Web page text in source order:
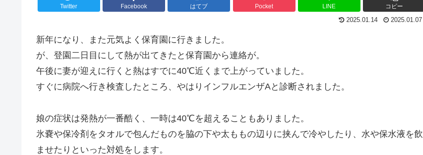
Twitter Facebook はてブ Pocket LINE コピー
2025.01.14 2025.01.07
新年になり、また元気よく保育園に行きました。
が、登園二日目にして熱が出てきたと保育園から連絡が。
午後に妻が迎えに行くと熱はすでに40℃近くまで上がっていました。
すぐに病院へ行き検査したところ、やはりインフルエンザAと診断されました。
娘の症状は発熱が一番酷く、一時は40℃を超えることもありました。
氷嚢や保冷剤をタオルで包んだものを脇の下や太ももの辺りに挟んで冷やしたり、水や保水液を飲
ませたりといった対処をします。